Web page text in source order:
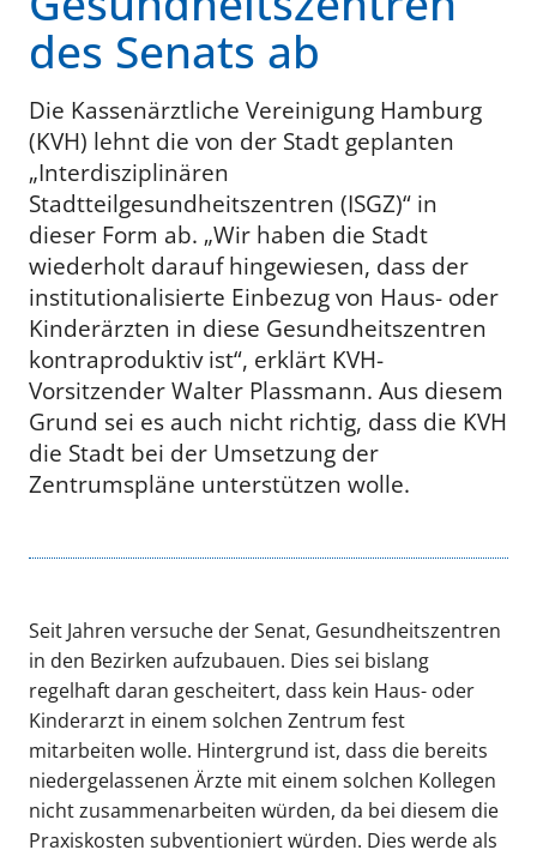
des Senats ab
Die Kassenärztliche Vereinigung Hamburg
(KVH) lehnt die von der Stadt geplanten
„Interdisziplinären
Stadtteilgesundheitszentren (ISGZ)“ in
dieser Form ab. „Wir haben die Stadt
wiederholt darauf hingewiesen, dass der
institutionalisierte Einbezug von Haus- oder
Kinderärzten in diese Gesundheitszentren
kontraproduktiv ist“, erklärt KVH-
Vorsitzender Walter Plassmann. Aus diesem
Grund sei es auch nicht richtig, dass die KVH
die Stadt bei der Umsetzung der
Zentrumspläne unterstützen wolle.
Seit Jahren versuche der Senat, Gesundheitszentren
in den Bezirken aufzubauen. Dies sei bislang
regelhaft daran gescheitert, dass kein Haus- oder
Kinderarzt in einem solchen Zentrum fest
mitarbeiten wolle. Hintergrund ist, dass die bereits
niedergelassenen Ärzte mit einem solchen Kollegen
nicht zusammenarbeiten würden, da bei diesem die
Praxiskosten subventioniert würden. Dies werde als